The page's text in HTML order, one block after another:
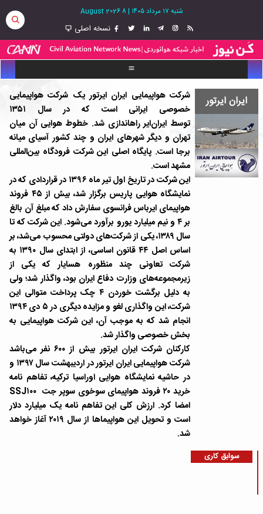
شنبه ۱۷ مرداد ۱۴۰۵ |
8 August 2026
نسخه اصلی
ایران ایرتور
شرکت هواپیمایی ایران ایرتور یک شرکت هواپیمایی
خصوصی ایرانی است که در سال ۱۳۵۱
توسط ایران‌ایر راهاندازی شد. خطوط هوایی آن میان
تهران و دیگر شهرهای ایران و چند کشور آسیای میانه
برجا است. پایگاه اصلی این شرکت فرودگاه بین‌المللی
مشهد است.
این شرکت در تاریخ اول تیر ماه ۱۳۹۶ در قراردادی که در
نمایشگاه هوایی پاریس برگزار شد، بیش از ۴۵ فروند
هواپیمای ایرباس فرانسوی سفارش داد که مبلغ آن بالغ
بر ۴ و نیم میلیارد یورو برآورد می‌شود. این شرکت که تا
سال ۱۳۸۹، یکی از شرکت‌‌های دولتی محسوب می‌شد، بر
اساس اصل ۴۴ قانون اساسی، از ابتدای سال ۱۳۹۰ به
شرکت تعاونی چند منظوره هسایار که یکی از
زیرمجموعه‌های وزارت دفاع ایران بود، واگذار شد؛ ولی
به دلیل برگشت خوردن ۴ چک پرداخت متوالی این
شرکت، این واگذاری لغو و مزایده دیگری در ۵ دی ۱۳۹۴
انجام شد که به موجب آن، این شرکت هواپیمایی به
بخش خصوصی واگذار شد.
کارکنان شرکت ایران ایرتور بیش از ۶۰۰ نفر می‌باشد
شرکت هواپیمایی ایران ایرتور در اردیبهشت سال ۱۳۹۷ و
در حاشیه نمایشگاه هوایی اوراسیا ترکیه، تفاهم نامه
خرید ۲۰ فروند هواپیمای سوخوی سوپر جت SSJ۱۰۰
امضا کرد. ارزش کلی این تفاهم نامه یک میلیارد دلار
است و تحویل این هواپیماها از سال ۲۰۱۹ آغاز خواهد
شد.
سوابق کاری